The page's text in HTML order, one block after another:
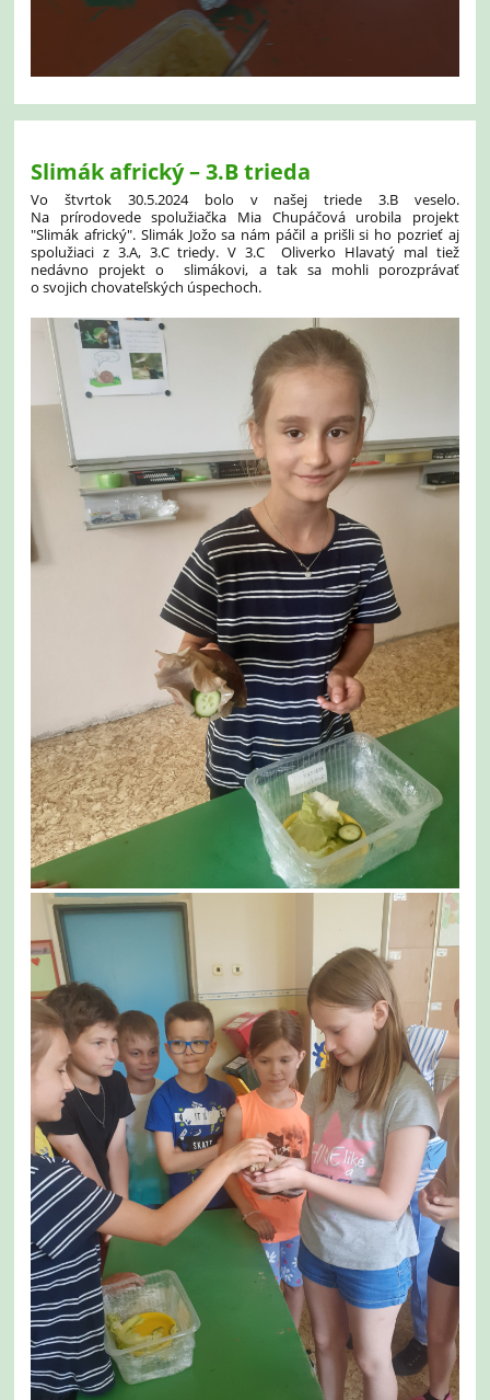
Slimák africký – 3.B trieda
Vo štvrtok 30.5.2024 bolo v našej triede 3.B veselo.
Na prírodovede spolužiačka Mia Chupáčová urobila projekt
"Slimák africký". Slimák Jožo sa nám páčil a prišli si ho pozrieť aj
spolužiaci z 3.A, 3.C triedy. V 3.C Oliverko Hlavatý mal tiež
nedávno projekt o slimákovi, a tak sa mohli porozprávať
o svojich chovateľských úspechoch.